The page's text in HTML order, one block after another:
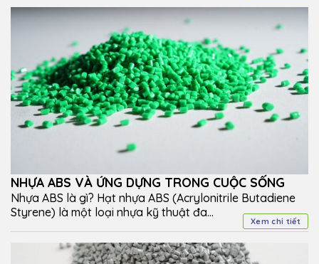
NHỰA ABS VÀ ỨNG DỰNG TRONG CUỘC SỐNG
Nhựa ABS là gì? Hạt nhựa ABS (Acrylonitrile Butadiene
Styrene) là một loại nhựa kỹ thuật đa...
Xem chi tiết